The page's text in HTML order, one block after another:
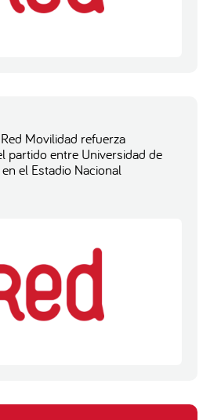
Movilidad refuerza
partido entre Universidad de
el Estadio Nacional